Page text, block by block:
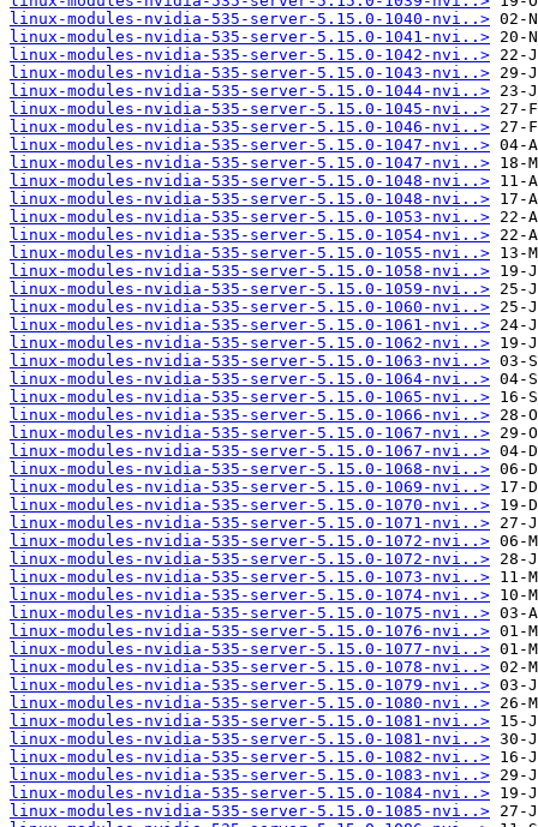
linux-modules-nvidia-535-server-5.15.0-1040-nvi..>
linux-modules-nvidia-535-server-5.15.0-1041-nvi..>
linux-modules-nvidia-535-server-5.15.0-1042-nvi..>
linux-modules-nvidia-535-server-5.15.0-1043-nvi..>
linux-modules-nvidia-535-server-5.15.0-1044-nvi..>
linux-modules-nvidia-535-server-5.15.0-1045-nvi..>
linux-modules-nvidia-535-server-5.15.0-1046-nvi..>
linux-modules-nvidia-535-server-5.15.0-1047-nvi..>
linux-modules-nvidia-535-server-5.15.0-1047-nvi..>
linux-modules-nvidia-535-server-5.15.0-1048-nvi..>
linux-modules-nvidia-535-server-5.15.0-1048-nvi..>
linux-modules-nvidia-535-server-5.15.0-1053-nvi..>
linux-modules-nvidia-535-server-5.15.0-1054-nvi..>
linux-modules-nvidia-535-server-5.15.0-1055-nvi..>
linux-modules-nvidia-535-server-5.15.0-1058-nvi..>
linux-modules-nvidia-535-server-5.15.0-1059-nvi..>
linux-modules-nvidia-535-server-5.15.0-1060-nvi..>
linux-modules-nvidia-535-server-5.15.0-1061-nvi..>
linux-modules-nvidia-535-server-5.15.0-1062-nvi..>
linux-modules-nvidia-535-server-5.15.0-1063-nvi..>
linux-modules-nvidia-535-server-5.15.0-1064-nvi..>
linux-modules-nvidia-535-server-5.15.0-1065-nvi..>
linux-modules-nvidia-535-server-5.15.0-1066-nvi..>
linux-modules-nvidia-535-server-5.15.0-1067-nvi..>
linux-modules-nvidia-535-server-5.15.0-1067-nvi..>
linux-modules-nvidia-535-server-5.15.0-1068-nvi..>
linux-modules-nvidia-535-server-5.15.0-1069-nvi..>
linux-modules-nvidia-535-server-5.15.0-1070-nvi..>
linux-modules-nvidia-535-server-5.15.0-1071-nvi..>
linux-modules-nvidia-535-server-5.15.0-1072-nvi..>
linux-modules-nvidia-535-server-5.15.0-1072-nvi..>
linux-modules-nvidia-535-server-5.15.0-1073-nvi..>
linux-modules-nvidia-535-server-5.15.0-1074-nvi..>
linux-modules-nvidia-535-server-5.15.0-1075-nvi..>
linux-modules-nvidia-535-server-5.15.0-1076-nvi..>
linux-modules-nvidia-535-server-5.15.0-1077-nvi..>
linux-modules-nvidia-535-server-5.15.0-1078-nvi..>
linux-modules-nvidia-535-server-5.15.0-1079-nvi..>
linux-modules-nvidia-535-server-5.15.0-1080-nvi..>
linux-modules-nvidia-535-server-5.15.0-1081-nvi..>
linux-modules-nvidia-535-server-5.15.0-1081-nvi..>
linux-modules-nvidia-535-server-5.15.0-1082-nvi..>
linux-modules-nvidia-535-server-5.15.0-1083-nvi..>
linux-modules-nvidia-535-server-5.15.0-1084-nvi..>
linux-modules-nvidia-535-server-5.15.0-1085-nvi..>